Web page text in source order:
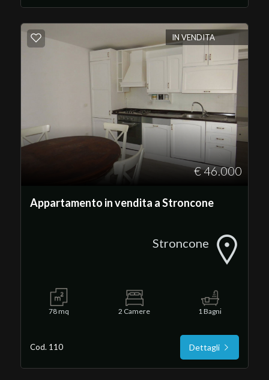
IN VENDITA
€ 46.000
Appartamento in vendita a Stroncone
Stroncone
78 mq 2 Camere 1 Bagni
Cod. 110 Dettagli